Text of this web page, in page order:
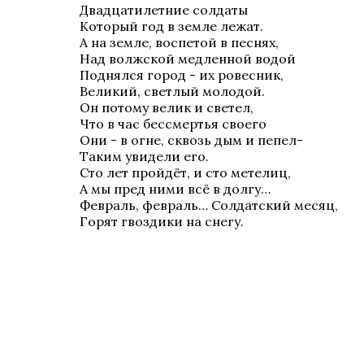
Двадцатилетние солдаты
Который год в земле лежат.
А на земле, воспетой в песнях,
Над волжской медленной водой
Поднялся город - их ровесник,
Великий, светлый молодой.
Он потому велик и светел,
Что в час бессмертья своего
Они - в огне, сквозь дым и пепел-
Таким увидели его.
Сто лет пройдёт, и сто метелиц,
А мы пред ними всё в долгу…
Февраль, февраль… Солдатский месяц,
Горят гвоздики на снегу.